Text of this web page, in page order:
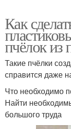
Как
пчёлок из
Такие пчёлки
справится даже
Что необходимо
Найти
большого труда